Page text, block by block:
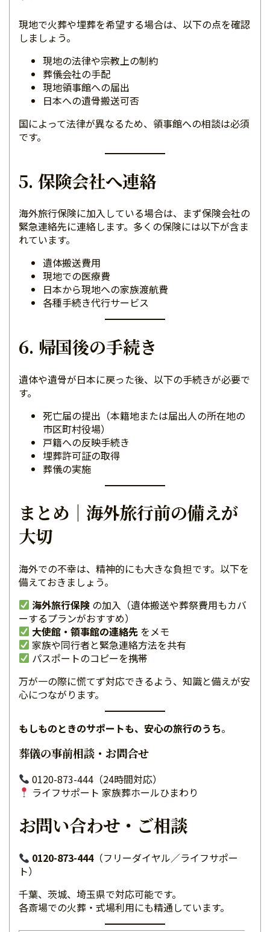
現地で火葬や埋葬を希望する場合は、以下の点を確認
しましょう。
現地の法律や宗教上の制約
葬儀会社の手配
現地領事館への届出
日本への遺骨搬送可否
国によって法律が異なるため、領事館への相談は必須
です。
5. 保険会社へ連絡
海外旅行保険に加入している場合は、まず保険会社の
緊急連絡先に連絡します。多くの保険には以下が含ま
れています。
遺体搬送費用
現地での医療費
日本から現地への家族渡航費
各種手続き代行サービス
6. 帰国後の手続き
遺体や遺骨が日本に戻った後、以下の手続きが必要で
す。
死亡届の提出（本籍地または届出人の所在地の
市区町村役場）
戸籍への反映手続き
埋葬許可証の取得
葬儀の実施
まとめ｜海外旅行前の備えが
大切
海外での不幸は、精神的にも大きな負担です。以下を
備えておきましょう。
海外旅行保険 の加入（遺体搬送や葬祭費用もカバ
ーするプランがおすすめ）
大使館・領事館の連絡先 をメモ
家族や同行者と緊急連絡方法を共有
パスポートのコピーを携帯
万が一の際に慌てず対応できるよう、知識と備えが安
心につながります。
もしものときのサポートも、安心の旅行のうち。
葬儀の事前相談・お問合せ
0120-873-444（24時間対応）
ライフサポート 家族葬ホールひまわり
お問い合わせ・ご相談
0120-873-444（フリーダイヤル／ライフサポー
ト）
千葉、茨城、埼玉県で対応可能です。
各斎場での火葬・式場利用にも精通しています。